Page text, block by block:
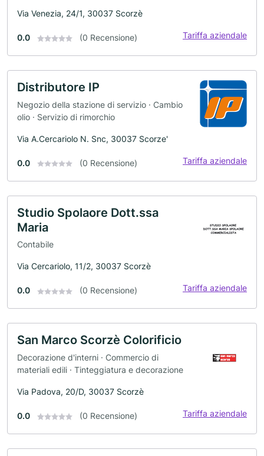
Via Venezia, 24/1, 30037 Scorzè
0.0 (0 Recensione) Tariffa aziendale
Distributore IP
Negozio della stazione di servizio · Cambio
olio · Servizio di rimorchio
Via A.Cercariolo N. Snc, 30037 Scorze'
0.0 (0 Recensione) Tariffa aziendale
Studio Spolaore Dott.ssa
Maria
Contabile
Via Cercariolo, 11/2, 30037 Scorzè
0.0 (0 Recensione) Tariffa aziendale
San Marco Scorzè Colorificio
Decorazione d'interni · Commercio di
materiali edili · Tinteggiatura e decorazione
Via Padova, 20/D, 30037 Scorzè
0.0 (0 Recensione) Tariffa aziendale